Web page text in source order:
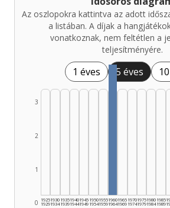
Az oszlopokra kattintva az adott
a listában. A díjak a
vonatkoznak, nem feltétlen a
teljesítményére.
1 éves 5 éves
0
1
2
3
1925
1929
1930
1934
1935
1939
1940
1944
1945
1949
1950
1954
1955
1959
1960
1964
1965
1969
1970
1974
1975
1979
1980
1984
1985
1989